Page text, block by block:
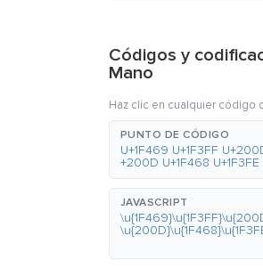
Códigos y
Mano
Haz clic en cualquier código
PUNTO DE CÓDIGO
U+1F469 U+1F3FF
+200D U+1F468 U+1F3FE
JAVASCRIPT